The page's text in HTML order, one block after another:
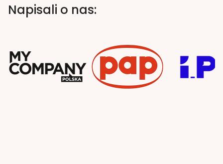
Napisali o nas: